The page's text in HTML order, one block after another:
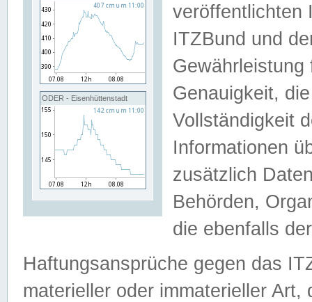
ODER - Eisenhüttenstadt
veröffentlichten
ITZBund und
Genauigkeit,
Vollständigkeit
Informationen
zusätzlich
Behörden,
die ebenfalls
Haftungsansprüche gegen das
materieller oder immaterieller